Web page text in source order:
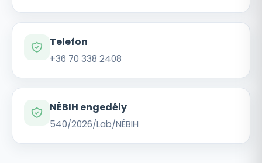
Telefon
+36 70 338 2408
NÉBIH engedély
540/2026/Lab/NÉBIH